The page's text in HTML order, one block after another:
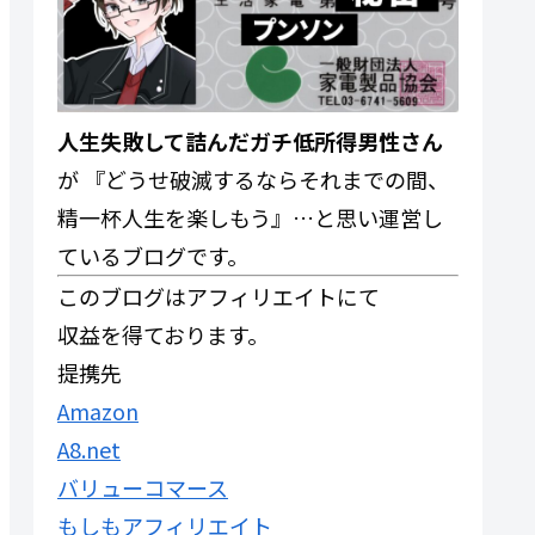
人生失敗して詰んだガチ低所得男性さん
が 『どうせ破滅するならそれまでの間、
精一杯人生を楽しもう』…と思い運営し
ているブログです。
このブログはアフィリエイトにて
収益を得ております。
提携先
Amazon
A8.net
バリューコマース
もしもアフィリエイト